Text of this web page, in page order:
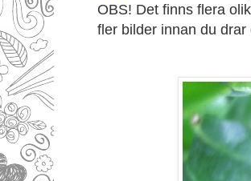
OBS! Det finns flera
fler bilder innan du drar